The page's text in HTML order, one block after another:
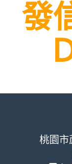
發
桃園市